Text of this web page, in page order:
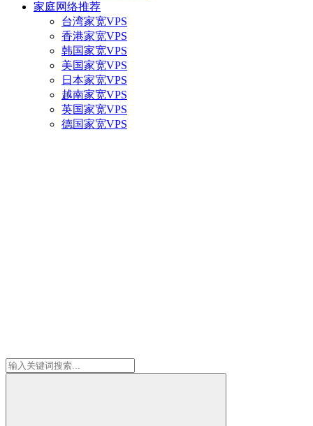
家庭网络推荐
台湾家宽VPS
香港家宽VPS
韩国家宽VPS
美国家宽VPS
日本家宽VPS
越南家宽VPS
英国家宽VPS
德国家宽VPS